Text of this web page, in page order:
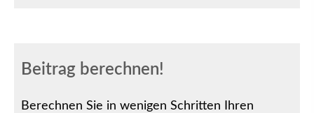
Beitrag berechnen!
Berechnen Sie in wenigen Schritten Ihren